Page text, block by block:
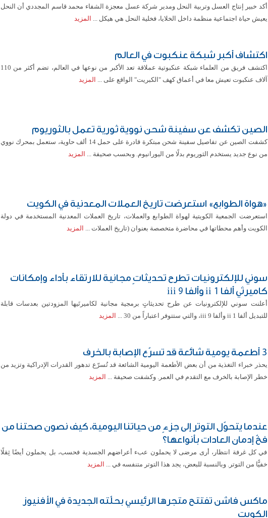
أكد خبير إنتاج العسل وتربية النحل ومدير شركة عسل معجزة الشفاء محمد قاسم المجددي أن النحل
يعيش حياة اجتماعية منظمة داخل الخلايا، فخلية النحل هي هيكل ... المزيد
اكتشاف أكبر شبكة عنكبوت في العالم
اكتشف فريق من العلماء شبكة عنكبوتية عملاقة تعد الأكبر من نوعها في العالم، تضم أكثر من 110
آلاف عنكبوت تعيش معا في أعماق كهف "الكبريت" الواقع على ... المزيد
الصين تكشف عن سفينة شحن نووية ثورية تعمل بالثوريوم
كشفت الصين عن تفاصيل سفينة شحن مبتكرة قادرة على حمل 14 ألف حاوية، ستعمل بمحرك نووي
من نوع جديد يستخدم الثوريوم بدلًا من اليورانيوم. وبحسب صحيفة ... المزيد
«هواة الطوابع» استعرضت تاريخ العملات المعدنية في الكويت
استعرضت الجمعية الكويتية لهواة الطوابع والعملات، تاريخ العملات المعدنية المستخدمة في دولة
الكويت وأهم محطاتها في محاضرة متخصصة بعنوان (تاريخ العملات ... المزيد
سوني للإلكترونيات تطرح تحديثاتٍ مجانية للارتقاء بأداء وإمكانات
كاميرتَي ألفا ii 1 وألفا iii 9
أعلنت سوني للإلكترونيات عن طرح تحديثاتٍ برمجية مجانية لكاميرتَيها المزودتين بعدسات قابلة
للتبديل ألفا ii 1 وألفا iii 9، والتي ستتوفر اعتباراً من 30 ...
المزيد
3 أطعمة يومية شائعة قد تسرّع الإصابة بالخرف
يحذر خبراء التغذية من أن بعض الأطعمة اليومية الشائعة قد تُسرّع تدهور القدرات الإدراكية وتزيد من
خطر الإصابة بالخرف مع التقدم في العمر. وكشفت صحيفة ... المزيد
عندما يتحوّل التوتر إلى جزءٍ من حياتنا اليومية، كيف نصون صحتنا من
فخّ إدمان العادات بأنواعها؟
في كل غرفة انتظار، أرى مرضى لا يحملون عبء أعراضهم الجسدية فحسب، بل يحملون أيضًا ثِقلًا
خفيًّا من التوتر. وبالنسبة للبعض، يجد هذا التوتر متنفسه في ... المزيد
ماكس فاشن تفتتح متجرها الرئيسي بحلّته الجديدة في الأفنيوز
الكويت